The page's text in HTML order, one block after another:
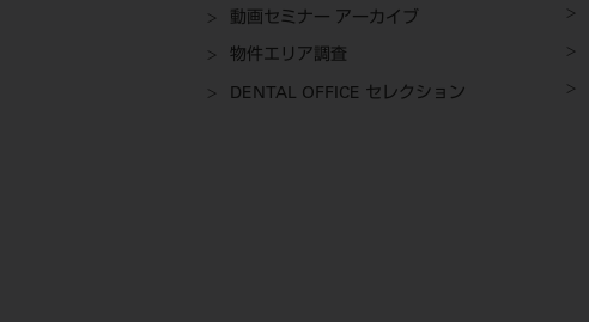
動画セミナー アーカイブ
物件エリア調査
DENTAL OFFICE セレクション